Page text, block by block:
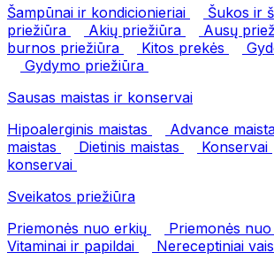
Šampūnai ir kondicionieriai
Šukos ir
priežiūra
Akių priežiūra Ausų
burnos priežiūra
Kitos prekės
Gydymo priežiūra
Sausas maistas ir konservai
Hipoalerginis maistas
Advance
maistas
Dietinis maistas Konservai
konservai
Sveikatos priežiūra
Priemonės nuo erkių
Priemonės
Vitaminai ir papildai
Nereceptiniai